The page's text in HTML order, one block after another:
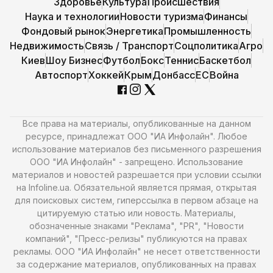
Наука и технологииНовости туризмаФинансы
Фондовый рынокЭнергетикаПромышленность
НедвижимостьСвязь / ТранспортСоцполитикаАгро
КиевШоу БизнесФутболБоксТеннисБаскетбол
АвтоспортХоккейКрымДонбассЕСВойна
Все права на материалы, опубликованные на данном
ресурсе, принадлежат ООО "ИА Инфолайн". Любое
использование материалов без письменного разрешения
ООО "ИА Инфолайн" - запрещено. Использование
материалов и новостей разрешается при условии ссылки
на Infoline.ua. Обязательной является прямая, открытая
для поисковых систем, гиперссылка в первом абзаце на
цитируемую статью или новость. Материалы,
обозначенные знаками "Реклама", "PR", "Новости
компаний", "Пресс-релизы" публикуются на правах
рекламы. ООО "ИА Инфолайн" не несет ответственности
за содержание материалов, опубликованных на правах